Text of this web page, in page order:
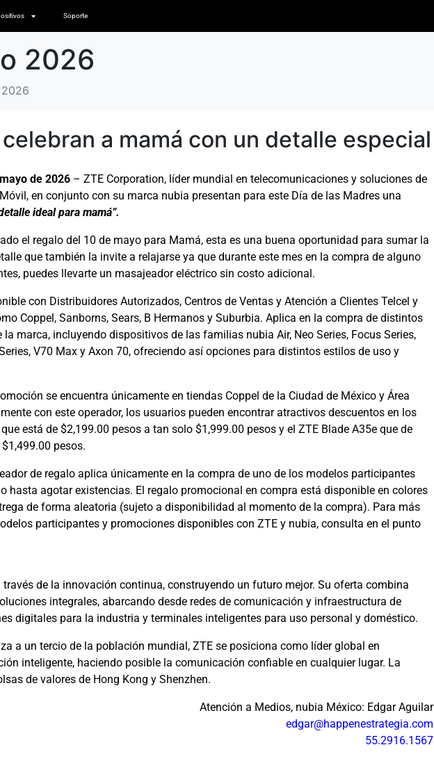
Soporte
2026
a mamá con un detalle especial
de 2026 – ZTE Corporation, líder mundial en telecomunicaciones y soluciones de
en conjunto con su marca nubia presentan para este Día de las Madres una
ideal para mamá”.
el regalo del 10 de mayo para Mamá, esta es una buena oportunidad para sumar la
que también la invite a relajarse ya que durante este mes en la compra de alguno
puedes llevarte un masajeador eléctrico sin costo adicional.
con Distribuidores Autorizados, Centros de Ventas y Atención a Clientes Telcel y
Coppel, Sanborns, Sears, B Hermanos y Suburbia. Aplica en la compra de distintos
marca, incluyendo dispositivos de las familias nubia Air, Neo Series, Focus Series,
V70 Max y Axon 70, ofreciendo así opciones para distintos estilos de uso y
se encuentra únicamente en tiendas Coppel de la Ciudad de México y Área
con este operador, los usuarios pueden encontrar atractivos descuentos en los
está de $2,199.00 pesos a tan solo $1,999.00 pesos y el ZTE Blade A35e que de
pesos.
de regalo aplica únicamente en la compra de uno de los modelos participantes
hasta agotar existencias. El regalo promocional en compra está disponible en colores
de forma aleatoria (sujeto a disponibilidad al momento de la compra). Para más
participantes y promociones disponibles con ZTE y nubia, consulta en el punto
de la innovación continua, construyendo un futuro mejor. Su oferta combina
integrales, abarcando desde redes de comunicación y infraestructura de
digitales para la industria y terminales inteligentes para uso personal y doméstico.
a un tercio de la población mundial, ZTE se posiciona como líder global en
inteligente, haciendo posible la comunicación confiable en cualquier lugar. La
de valores de Hong Kong y Shenzhen.
Atención a Medios, nubia México: Edgar Aguilar
edgar@happenestrategia.com
55.2916.1567